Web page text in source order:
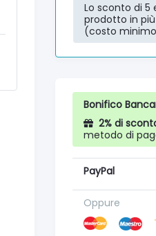
Lo sconto di 5
prodotto in
(costo
Bonifico
2% di
metodo di
PayPal
Oppure